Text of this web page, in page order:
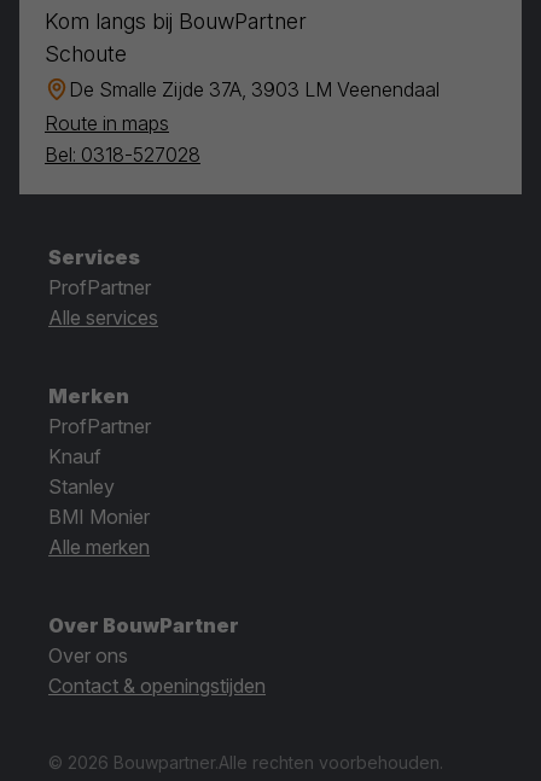
Kom langs bij BouwPartner
Schoute
De Smalle Zijde 37A, 3903 LM Veenendaal
Route in maps
Bel: 0318-527028
Services
ProfPartner
Alle services
Merken
ProfPartner
Knauf
Stanley
BMI Monier
Alle merken
Over BouwPartner
Over ons
Contact & openingstijden
© 2026 Bouwpartner.Alle rechten voorbehouden.